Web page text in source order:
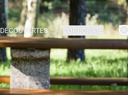
DÉCOUVERTES CORPORATE